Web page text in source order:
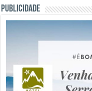
PUBLICIDADE